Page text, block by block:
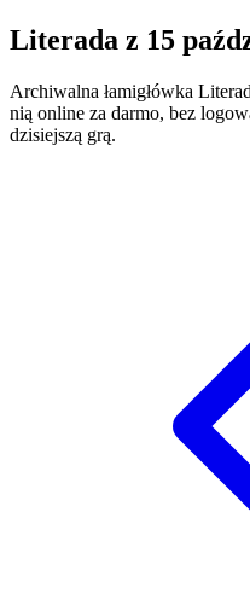
Literada z 15
Archiwalna łamigłówka
nią online za darmo, bez
dzisiejszą grą.